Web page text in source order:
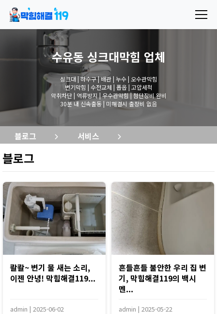
수유동 싱크대막힘 업체
싱크대 | 하수구 | 배관 | 누수 | 오수관막힘
변기막힘 | 수전교체 | 폽옵 | 고압세척
악취차단 | 역류방지 | 우수관막힘 | 첨단장비 완비
30분 내 신속출동 | 미해결시 출장비 없음
블로그 서비스
블로그
콸콸~ 변기 물 새는 소리,
이젠 안녕! 막힘해결119...
admin | 2025-06-02
흔들흔들 불안한 우리 집 변
기, 막힘해결119의 백시
멘...
admin | 2025-05-22